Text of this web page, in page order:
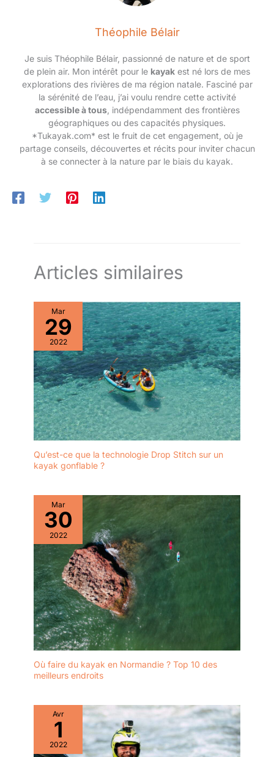
Théophile Bélair
Je suis Théophile Bélair, passionné de nature et de sport
de plein air. Mon intérêt pour le kayak est né lors de mes
explorations des rivières de ma région natale. Fasciné par
la sérénité de l’eau, j’ai voulu rendre cette activité
accessible à tous, indépendamment des frontières
géographiques ou des capacités physiques.
*Tukayak.com* est le fruit de cet engagement, où je
partage conseils, découvertes et récits pour inviter chacun
à se connecter à la nature par le biais du kayak.
Articles similaires
Mar
29
2022
Qu’est-ce que la technologie Drop Stitch sur un
kayak gonflable ?
Mar
30
2022
Où faire du kayak en Normandie ? Top 10 des
meilleurs endroits
Avr
1
2022